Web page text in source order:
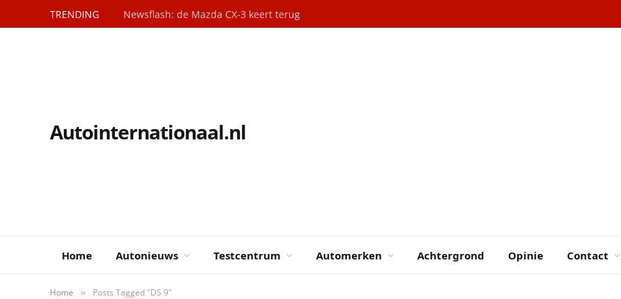
TRENDING Newsflash: de Mazda CX-3 keert terug
Autointernationaal.nl
Home Autonieuws Testcentrum Automerken Achtergrond Opinie Contact
Home » Posts Tagged "DS 9"